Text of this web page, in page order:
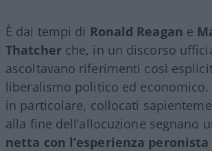
È dai tempi di Ronald Reagan e
Thatcherche, in un discorso
ascoltavano riferimenti così
liberalismo politico ed economico.
in particolare, collocati
alla fine dell’allocuzione segnano
netta con l’esperienza peronista